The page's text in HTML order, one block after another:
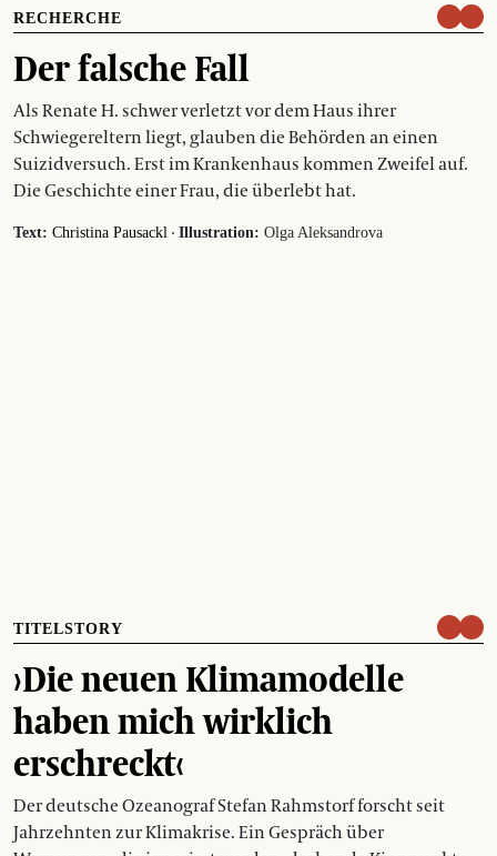
RECHERCHE
Der falsche Fall
Als Renate H. schwer verletzt vor dem Haus ihrer
Schwiegereltern liegt, glauben die Behörden an einen
Suizidversuch. Erst im Krankenhaus kommen Zweifel auf.
Die Geschichte einer Frau, die überlebt hat.
Text: Christina Pausackl · Illustration: Olga Aleksandrova
TITELSTORY
›Die neuen Klimamodelle
haben mich wirklich
erschreckt‹
Der deutsche Ozeanograf Stefan Rahmstorf forscht seit
Jahrzehnten zur Klimakrise. Ein Gespräch über